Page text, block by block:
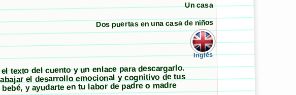
Un casa
Dos puertas en una casa de niños
Inglés
texto del cuento y un enlace para descargarlo.
el desarrollo emocional y cognitivo de tus
y ayudarte en tu labor de padre o madre